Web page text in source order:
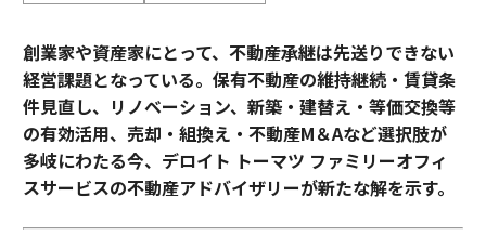
創業家や資産家にとって、不動産承継は先送りできない
経営課題となっている。保有不動産の維持継続・賃貸条
件見直し、リノベーション、新築・建替え・等価交換等
の有効活用、売却・組換え・不動産М＆Aなど選択肢が
多岐にわたる今、デロイト トーマツ ファミリーオフィ
スサービスの不動産アドバイザリーが新たな解を示す。